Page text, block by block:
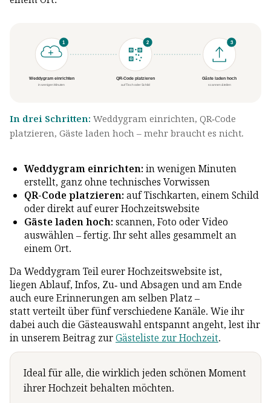
1
Weddygram einrichten
in wenigen Minuten
2
QR-Code platzieren
auf Tisch oder Schild
3
Gäste laden hoch
scannen & teilen
In drei Schritten: Weddygram einrichten, QR-Code
platzieren, Gäste laden hoch – mehr braucht es nicht.
Weddygram einrichten: in wenigen Minuten
erstellt, ganz ohne technisches Vorwissen
QR-Code platzieren: auf Tischkarten, einem Schild
oder direkt auf eurer Hochzeitswebsite
Gäste laden hoch: scannen, Foto oder Video
auswählen – fertig. Ihr seht alles gesammelt an
einem Ort.
Da Weddygram Teil eurer Hochzeitswebsite ist,
liegen Ablauf, Infos, Zu- und Absagen und am Ende
auch eure Erinnerungen am selben Platz –
statt verteilt über fünf verschiedene Kanäle. Wie ihr
dabei auch die Gästeauswahl entspannt angeht, lest ihr
in unserem Beitrag zurGästeliste zur Hochzeit.
Ideal für alle, die wirklich jeden schönen Moment
ihrer Hochzeit behalten möchten.